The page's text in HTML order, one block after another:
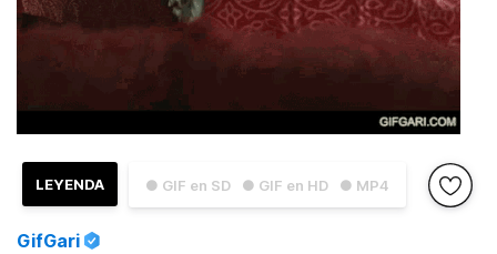
● GIF en SD ● GIF en HD ● MP4
LEYENDA
GifGari